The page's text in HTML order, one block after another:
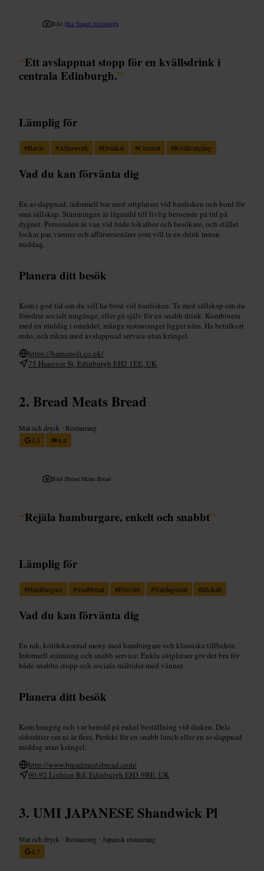
Bild /Bar Napoli Edinburgh
“Ett avslappnat stopp för en kvällsdrink i
centrala Edinburgh.”
Lämplig för
#Barliv #Afterwork #Drinkar #Centralt #Kvällsutgång
Vad du kan förvänta dig
En avslappnad, informell bar med sittplatser vid bardisken och bord för
små sällskap. Stämningen är lågmäld till livlig beroende på tid på
dygnet. Personalen är van vid både lokalbor och besökare, och stället
lockar par, vänner och affärsresenärer som vill ta en drink innan
middag.
Planera ditt besök
Kom i god tid om du vill ha bord vid bardisken. Ta med sällskap om du
föredrar socialt umgänge, eller gå själv för en snabb drink. Kombinera
med en middag i området, många restauranger ligger nära. Ha betalkort
redo, och räkna med avslappnad service utan krångel.
https://barnapoli.co.uk/
75 Hanover St, Edinburgh EH2 1EE, UK
Bread Meats Bread
Mat och dryck • Restaurang
4,5
4,4
Bild /Bread Meats Bread
“Rejäla hamburgare, enkelt och snabbt”
Lämplig för
#Hamburgare #Snabbmat #Prisvärt #Vardagsmat #ätlokalt
Vad du kan förvänta dig
En rak, köttfokuserad meny med hamburgare och klassiska tillbehör.
Informell stämning och snabb service. Enkla sittplatser gör det bra för
både snabba stopp och sociala måltider med vänner.
Planera ditt besök
Kom hungrig och var beredd på enkel beställning vid disken. Dela
sidorätter om ni är flera. Perfekt för en snabb lunch eller en avslappnad
middag utan krångel.
http://www.breadmeatsbread.com/
90-92 Lothian Rd, Edinburgh EH3 9BE, UK
UMI JAPANESE Shandwick Pl
Mat och dryck • Restaurang • Japansk restaurang
4,7